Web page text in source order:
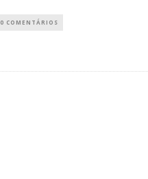
0 COMENTÁRIOS